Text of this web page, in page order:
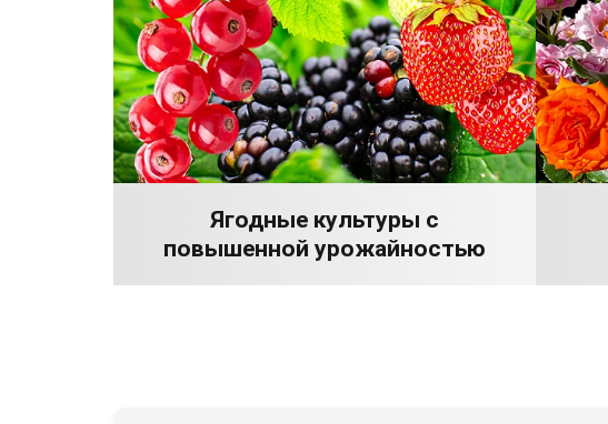
Ягодные культуры с
повышенной урожайностью